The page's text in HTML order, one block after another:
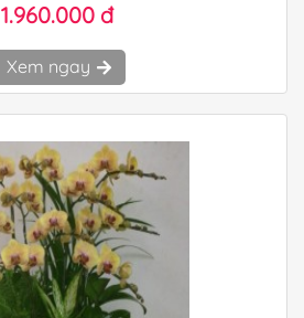
1.960.000 đ
Xem ngay